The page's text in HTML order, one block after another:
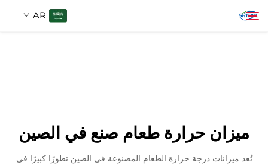
AR
اتصل بنا
ميزان حرارة طعام صنع في الصين
تُعد ميزانات درجة حرارة الطعام المصنوعة في الصين تطورًا كبيرًا في